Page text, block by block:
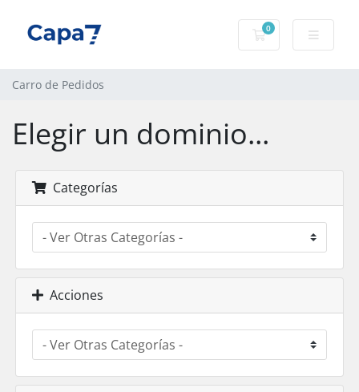
0
Carro de Pedidos
Carro de Pedidos
Elegir un dominio...
Categorías
Acciones